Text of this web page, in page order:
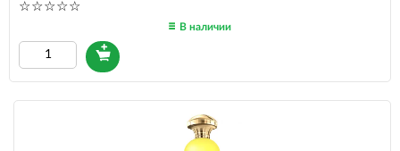
В наличии